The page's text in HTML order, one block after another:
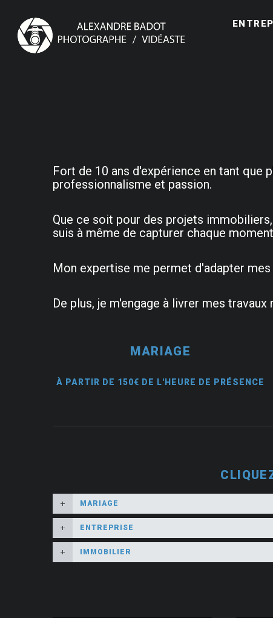
Fort de 10 ans d'expérience en tant que
professionnalisme et passion.
Que ce soit pour des projets
suis à même de capturer chaque
Mon expertise me permet d'adapter
De plus, je m'engage à livrer mes
MARIAGE
À PARTIR DE 150€ DE L'HEURE DE PRÉSENCE
MARIAGE
ENTREPRISE
IMMOBILIER